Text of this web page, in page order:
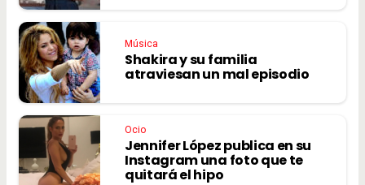
Música
Shakira y su familia
atraviesan un mal episodio
Ocio
Jennifer López publica en su
Instagram una foto que te
quitará el hipo